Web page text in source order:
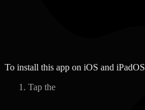
To install this app on iOS and iPadOS
Tap the